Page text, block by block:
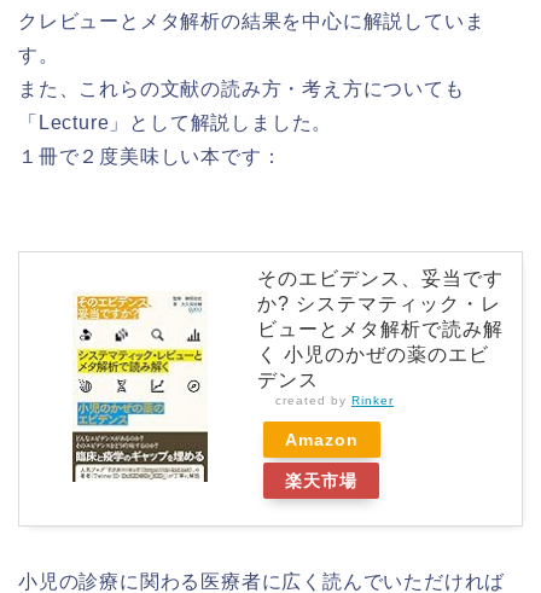
クレビューとメタ解析の結果を中心に解説していま
す。
また、これらの文献の読み方・考え方についても
「Lecture」として解説しました。
１冊で２度美味しい本です：
そのエビデンス、妥当です
か? システマティック・レ
ビューとメタ解析で読み解
く 小児のかぜの薬のエビ
デンス
created by Rinker
Amazon
楽天市場
小児の診療に関わる医療者に広く読んでいただければ